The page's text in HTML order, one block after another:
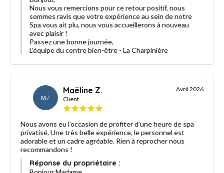
Nous vous remercions pour ce retour positif, nous
sommes ravis que votre expérience au sein de notre
Spa vous ait plu, nous vous accueillerons à nouveau
avec plaisir !
Passez une bonne journée,
L'équipe du centre bien-être - La Charpinière
MZ
Maëline Z.
Client
Avril 2026
Nous avons eu l’occasion de profiter d’une heure de spa
privatisé. Une très belle expérience, le personnel est
adorable et un cadre agréable. Rien à reprocher nous
recommandons !
Réponse du propriétaire :